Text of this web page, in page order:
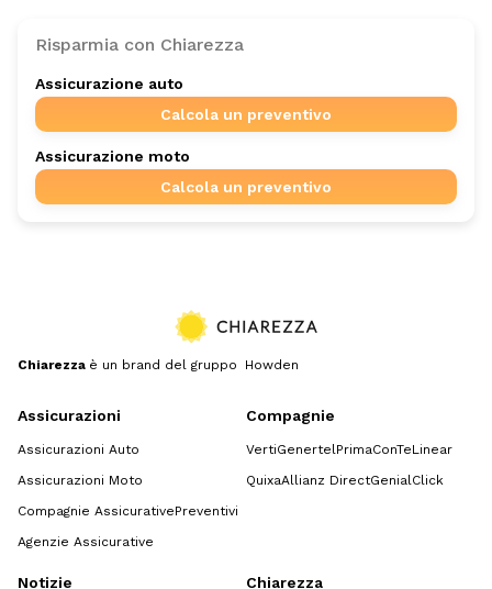
Risparmia con Chiarezza
Assicurazione auto
Calcola un preventivo
Assicurazione moto
Calcola un preventivo
Chiarezza è un brand del gruppo Howden
Assicurazioni
Assicurazioni Auto
Assicurazioni Moto
Compagnie AssicurativePreventivi
Agenzie Assicurative
Compagnie
VertiGenertelPrimaConTeLinear
QuixaAllianz DirectGenialClick
Notizie Chiarezza